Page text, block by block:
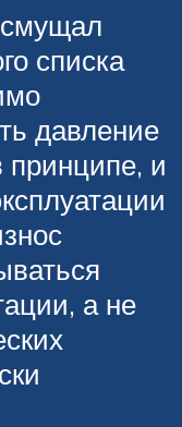
списка
давление
принципе, и
а не